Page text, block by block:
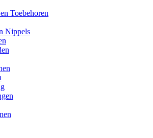
Toebehoren
Nippels